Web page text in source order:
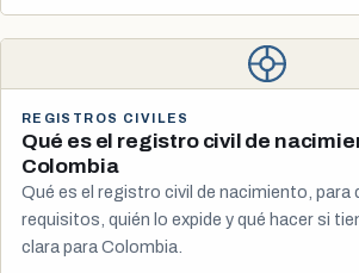
REGISTROS CIVILES
Qué es el registro civil de
Colombia
Qué es el registro civil de nacimiento, para
requisitos, quién lo expide y qué hacer si
clara para Colombia.